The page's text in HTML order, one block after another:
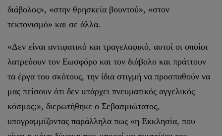
διάβολος», «στην θρησκεία βουντού», «στον
τεκτονισμό» και σε άλλα.
«Δεν είναι αντιφατικό και τραγελαφικό, αυτοί οι οποίοι
λατρεύουν τον Εωσφόρο και τον διάβολο και πράττουν
τα έργα του σκότους, την ίδια στιγμή να προσπαθούν να
μας πείσουν ότι δεν υπάρχει πνευματικός αγγελικός
κόσμος;», διερωτήθηκε ο Σεβασμιώτατος,
υπογραμμίζοντας παράλληλα πως «η Εκκλησία, που